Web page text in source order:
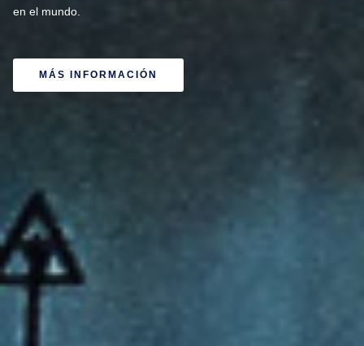
en el mundo.
MÁS INFORMACIÓN